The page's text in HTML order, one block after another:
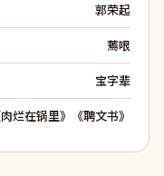
郭荣起
蔫哏
宝字辈
肉烂在锅里》《聘文书》